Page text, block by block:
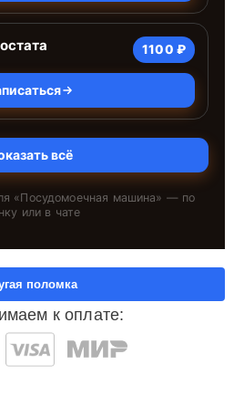
1100 ₽
всё
«Посудомоечная машина» — по
или в чате
к оплате:
поломка